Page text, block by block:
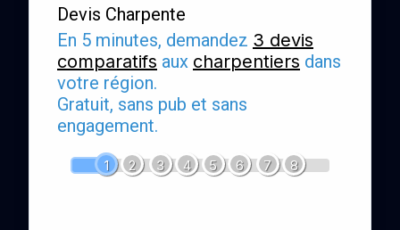
Devis Charpente
En 5 minutes, demandez 3 devis
comparatifs aux charpentiers dans
votre région.
Gratuit, sans pub et sans
engagement.
1 2 3 4 5 6 7 8